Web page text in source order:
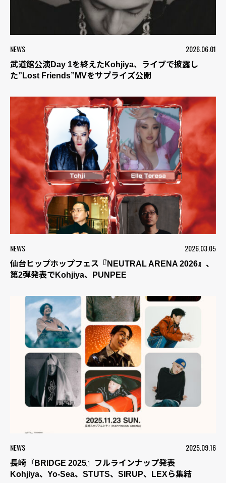
NEWS 2026.06.01
武道館公演Day 1を終えたKohjiya、ライブで披露し
た”Lost Friends”MVをサプライズ公開
NEWS 2026.03.05
仙台ヒップホップフェス『NEUTRAL ARENA 2026』、
第2弾発表でKohjiya、PUNPEE
NEWS 2025.09.16
長崎『BRIDGE 2025』フルラインナップ発表
Kohjiya、Yo-Sea、STUTS、SIRUP、LEXら集結